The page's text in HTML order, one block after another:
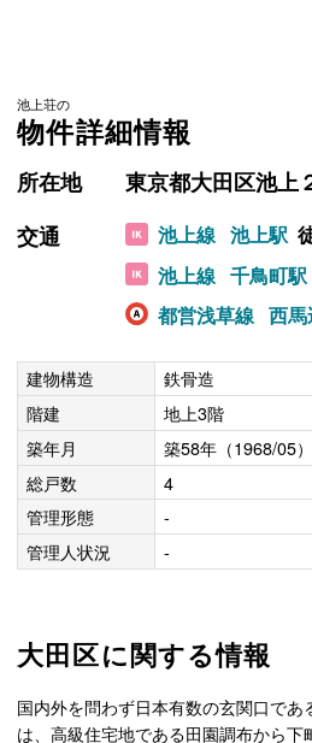
池上荘の
物件詳細情報
所在地
東京都大田区池上
交通
池上線 池上駅
池上線 千鳥町駅
都営浅草線 西
建物構造
鉄骨造
階建
地上3階
築年月
築58年（1968/05）
総戸数
4
管理形態
-
管理人状況
-
大田区に関する情報
国内外を問わず日本有数の玄関口で
は、高級住宅地である田園調布から